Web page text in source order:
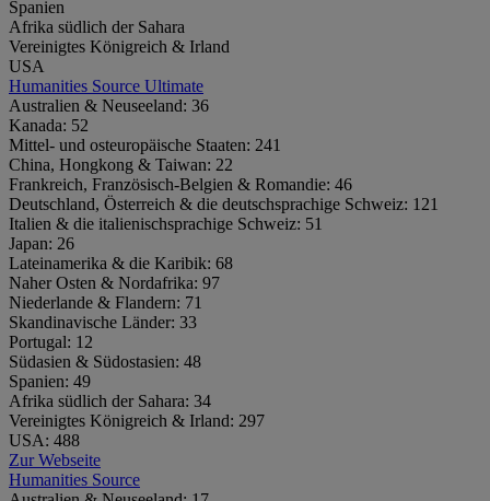
Spanien
Afrika südlich der Sahara
Vereinigtes Königreich & Irland
USA
Humanities Source Ultimate
Australien & Neuseeland: 36
Kanada: 52
Mittel- und osteuropäische Staaten: 241
China, Hongkong & Taiwan: 22
Frankreich, Französisch-Belgien & Romandie: 46
Deutschland, Österreich & die deutschsprachige Schweiz: 121
Italien & die italienischsprachige Schweiz: 51
Japan: 26
Lateinamerika & die Karibik: 68
Naher Osten & Nordafrika: 97
Niederlande & Flandern: 71
Skandinavische Länder: 33
Portugal: 12
Südasien & Südostasien: 48
Spanien: 49
Afrika südlich der Sahara: 34
Vereinigtes Königreich & Irland: 297
USA: 488
Zur Webseite
Humanities Source